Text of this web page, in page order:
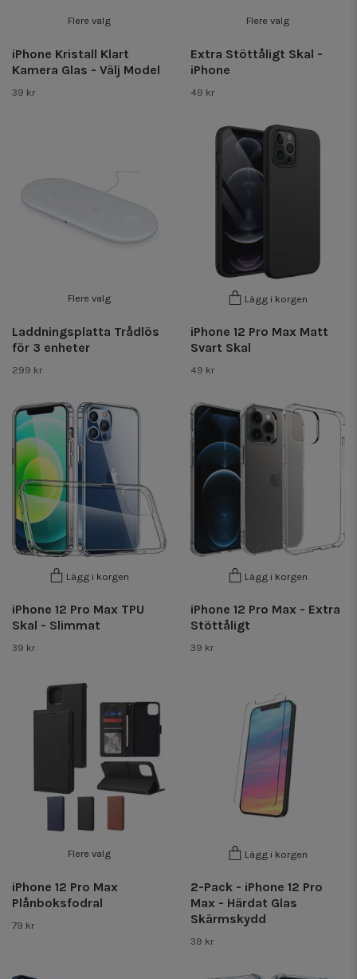
Flere valg
iPhone Kristall Klart
Kamera Glas - Välj Model
39 kr
Flere valg
Extra Stöttåligt Skal -
iPhone
49 kr
Flere valg
Laddningsplatta Trådlös
för 3 enheter
299 kr
Lägg i korgen
iPhone 12 Pro Max Matt
Svart Skal
49 kr
Lägg i korgen
iPhone 12 Pro Max TPU
Skal - Slimmat
39 kr
Lägg i korgen
iPhone 12 Pro Max - Extra
Stöttåligt
39 kr
Flere valg
iPhone 12 Pro Max
Plånboksfodral
79 kr
Lägg i korgen
2-Pack - iPhone 12 Pro
Max - Härdat Glas
Skärmskydd
39 kr